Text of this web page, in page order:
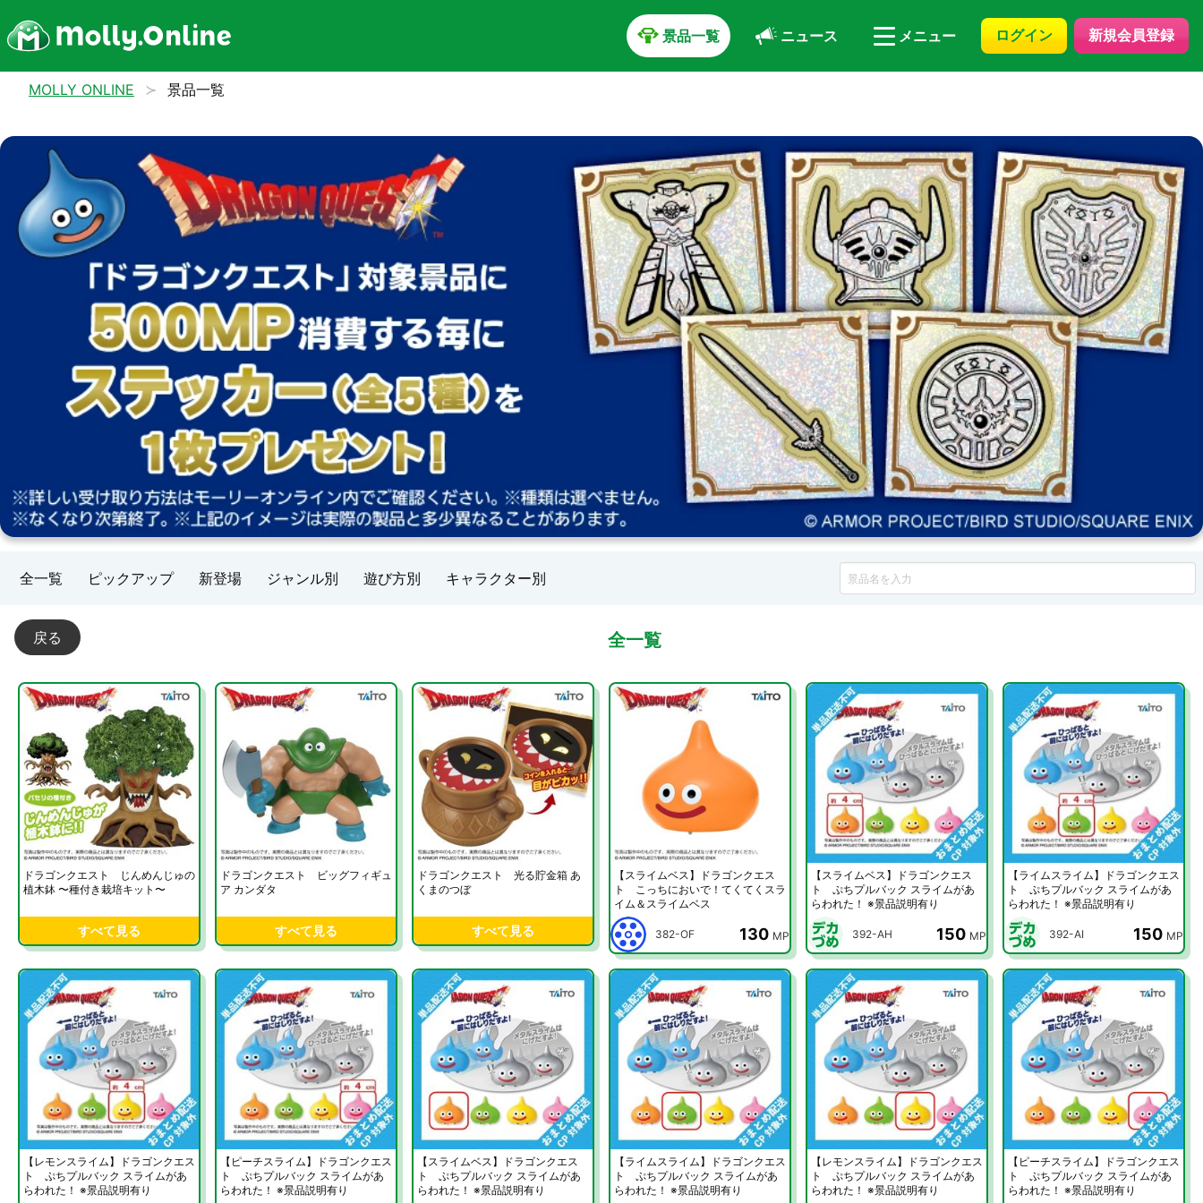
景品一覧 ニュース メニュー ログイン 新規会員登録
MOLLY ONLINE 景品一覧
全一覧 ピックアップ 新登場 ジャンル別 遊び方別 キャラクター別
戻る 全一覧
ドラゴンクエスト じんめんじゅの
植木鉢 〜種付き栽培キット〜
すべて見る
ドラゴンクエスト ビッグフィギュ
ア カンダタ
すべて見る
ドラゴンクエスト 光る貯金箱 あ
くまのつぼ
すべて見る
【スライムベス】ドラゴンクエス
ト こっちにおいで！てくてくスラ
イム＆スライムベス
382-OF 130 MP
【スライムベス】ドラゴンクエス
ト ぷちプルバック スライムがあ
らわれた！ ※景品説明有り
392-AH 150 MP
【ライムスライム】ドラゴンクエス
ト ぷちプルバック スライムがあ
らわれた！ ※景品説明有り
392-AI 150 MP
【レモンスライム】ドラゴンクエス
ト ぷちプルバック スライムがあ
らわれた！ ※景品説明有り
【ピーチスライム】ドラゴンクエス
ト ぷちプルバック スライムがあ
らわれた！ ※景品説明有り
【スライムベス】ドラゴンクエス
ト ぷちプルバック スライムがあ
らわれた！ ※景品説明有り
【ライムスライム】ドラゴンクエス
ト ぷちプルバック スライムがあ
らわれた！ ※景品説明有り
【レモンスライム】ドラゴンクエス
ト ぷちプルバック スライムがあ
らわれた！ ※景品説明有り
【ピーチスライム】ドラゴンクエス
ト ぷちプルバック スライムがあ
らわれた！ ※景品説明有り